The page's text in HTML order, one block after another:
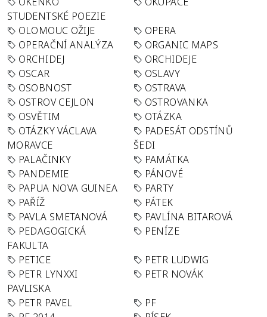
STUDENTSKÉ POEZIE
OLOMOUC OŽIJE
OPERA
OPERAČNÍ ANALÝZA
ORGANIC MAPS
ORCHIDEJ
ORCHIDEJE
OSCAR
OSLAVY
OSOBNOST
OSTRAVA
OSTROV CEJLON
OSTROVANKA
OSVĚTIM
OTÁZKA
OTÁZKY VÁCLAVA
MORAVCE
PADESÁT ODSTÍNŮ
ŠEDI
PALAČINKY
PAMÁTKA
PANDEMIE
PÁNOVÉ
PAPUA NOVA GUINEA
PARTY
PAŘÍŽ
PÁTEK
PAVLA SMETANOVÁ
PAVLÍNA BITAROVÁ
PEDAGOGICKÁ
FAKULTA
PENÍZE
PETICE
PETR LUDWIG
PETR LYNXXI
PAVLISKA
PETR NOVÁK
PETR PAVEL
PF